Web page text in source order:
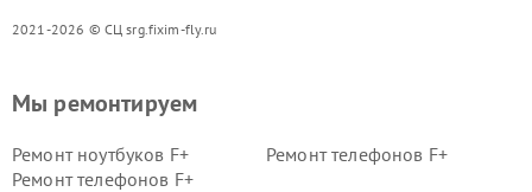
2021-2026 © СЦ srg.fixim-fly.ru
Мы ремонтируем
Ремонт ноутбуков F+
Ремонт телефонов F+
Ремонт телефонов F+